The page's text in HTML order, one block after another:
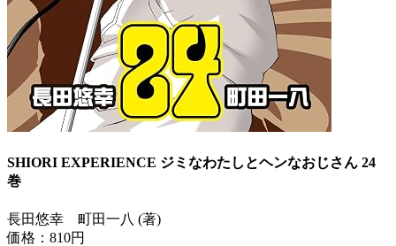
SHIORI EXPERIENCE ジミなわたしとヘンなおじさん 24
巻
長田悠幸 町田一八 (著)
価格：810円